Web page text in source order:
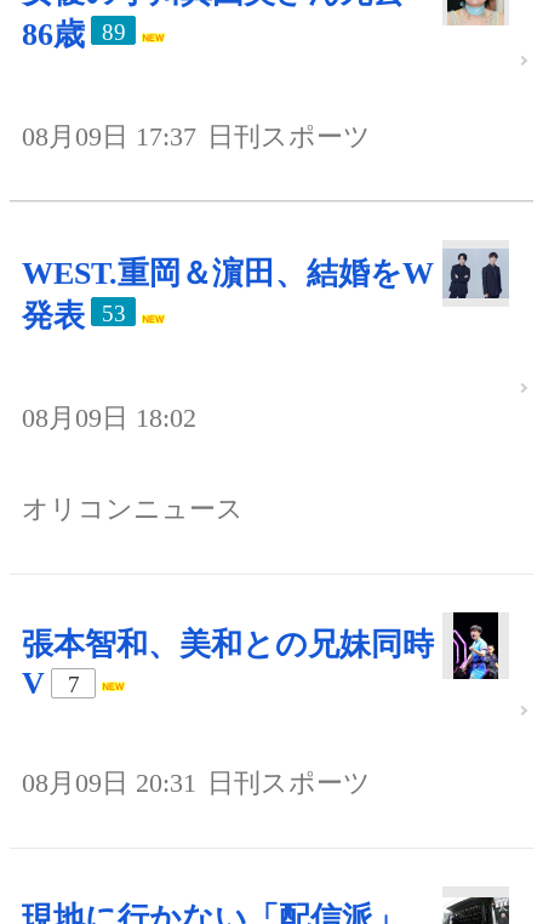
86歳
89
08月09日 17:37 日刊スポーツ
WEST.重岡＆濵田、結婚をW
発表
53
08月09日 18:02
オリコンニュース
張本智和、美和との兄妹同時
V
7
08月09日 20:31 日刊スポーツ